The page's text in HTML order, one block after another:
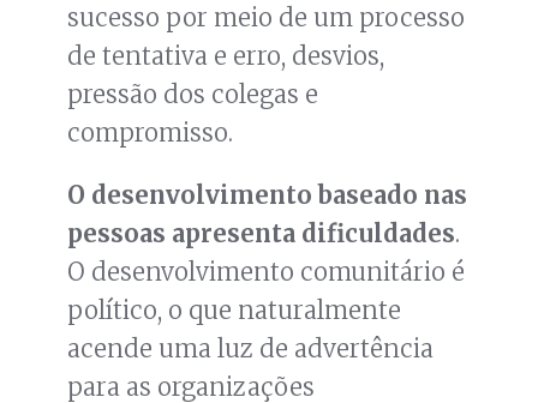
sucesso por meio de um processo
de tentativa e erro, desvios,
pressão dos colegas e
compromisso.
O desenvolvimento baseado nas
pessoas apresenta dificuldades.
O desenvolvimento comunitário é
político, o que naturalmente
acende uma luz de advertência
para as organizações